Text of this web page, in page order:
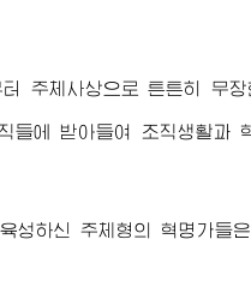
주체사상으로 튼튼히 무
들에 받아들여 조직생활과
성하신 주체형의 혁명가들